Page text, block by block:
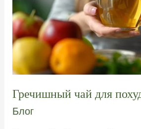
Гречишный чай для
Блог